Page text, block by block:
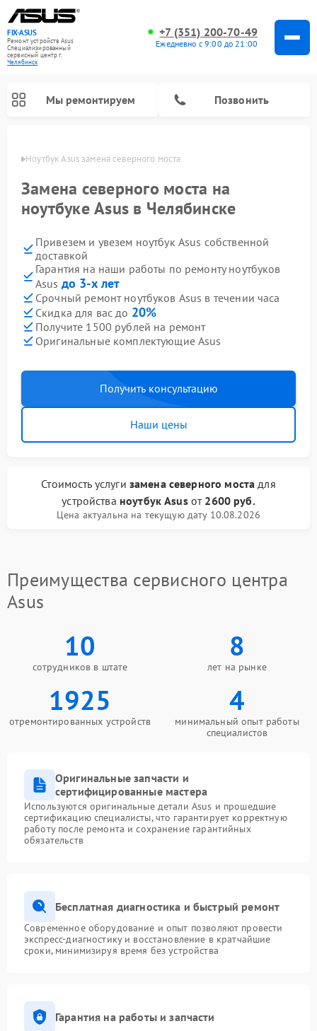
FIX-ASUS
Ремонт устройств Asus
Специализированный
cервисный центр г.
Челябинск
+7 (351) 200-70-49
Ежедневно с 9:00 до 21:00
Мы ремонтируем Позвонить
Ноутбук Asus замена северного моста
Замена северного моста на
ноутбуке Asus в Челябинске
Привезем и увезем ноутбук Asus собственной
доставкой
Гарантия на наши работы по ремонту ноутбуков
Asus до 3-х лет
Срочный ремонт ноутбуков Asus в течении часа
Скидка для вас до 20%
Получите 1500 рублей на ремонт
Оригинальные комплектующие Asus
Получить консультацию
Наши цены
Стоимость услуги замена северного моста для
устройства ноутбук Asusот 2600 руб.
Цена актуальна на текущую дату 10.08.2026
Преимущества сервисного центра
Asus
10
сотрудников в штате
8
лет на рынке
1925
отремонтированных устройств
4
минимальный опыт работы
специалистов
Оригинальные запчасти и
сертифицированные мастера
Используются оригинальные детали Asus и прошедшие
сертификацию специалисты, что гарантирует корректную
работу после ремонта и сохранение гарантийных
обязательств
Бесплатная диагностика и быстрый ремонт
Современное оборудование и опыт позволяют провести
экспресс-диагностику и восстановление в кратчайшие
сроки, минимизируя время без устройства
Гарантия на работы и запчасти